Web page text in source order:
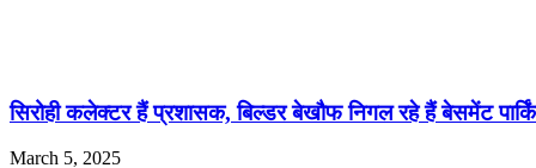
सिरोही कलेक्टर हैं प्रशासक, बिल्डर बेखौफ निगल रहे हैं बेसमेंट
March 5, 2025